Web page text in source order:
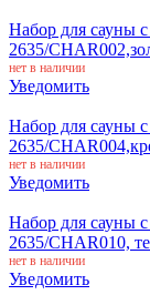
Набор для сауны
2635/
нет в наличии
Уведомить
Набор для сауны
2635/
нет в наличии
Уведомить
Набор для сауны
2635/CHAR010,
нет в наличии
Уведомить